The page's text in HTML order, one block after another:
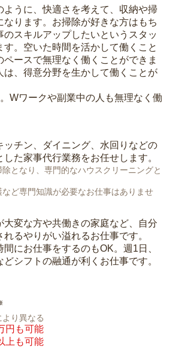
ように、快適さを考えて、収納や掃
なります。お掃除が好きな方はもち
のスキルアップしたいというスタッ
す。空いた時間を活かして働くこと
ースで無理なく働くことができま
は、得意分野を生かして働くことが
Wワークや副業中の人も無理なく働
ッチン、ダイニング、水回りなどの
た家事代行業務をお任せします。
となり、専門的なハウスクリーニングと
ど専門知識が必要なお仕事はありませ
大変な方や共働きの家庭など、自分
るやりがい溢れるお仕事です。
にお仕事をするのもOK。週1日、
シフトの融通が利くお仕事です。
り異なる
円も可能
上も可能